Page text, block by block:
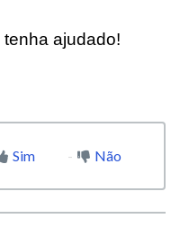
ajudado!
Sim Não